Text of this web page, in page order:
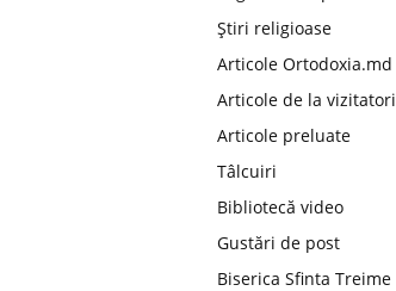
Știri religioase
Articole Ortodoxia.md
Articole de la vizitatori
Articole preluate
Tâlcuiri
Bibliotecă video
Gustări de post
Biserica Sfinta Treime